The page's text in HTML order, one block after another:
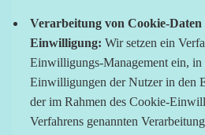
Verarbeitung von Cookie-
Einwilligung: Wir setzen ein
Einwilligungs-Management ein, in
Einwilligungen der Nutzer in den
der im Rahmen des Cookie-
Verfahrens genannten